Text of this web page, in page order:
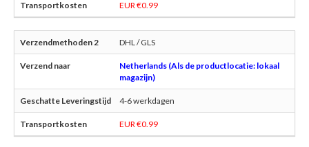
EUR €0.99
DHL / GLS
Netherlands (Als de productlocatie: lokaal
magazijn)
4-6 werkdagen
EUR €0.99